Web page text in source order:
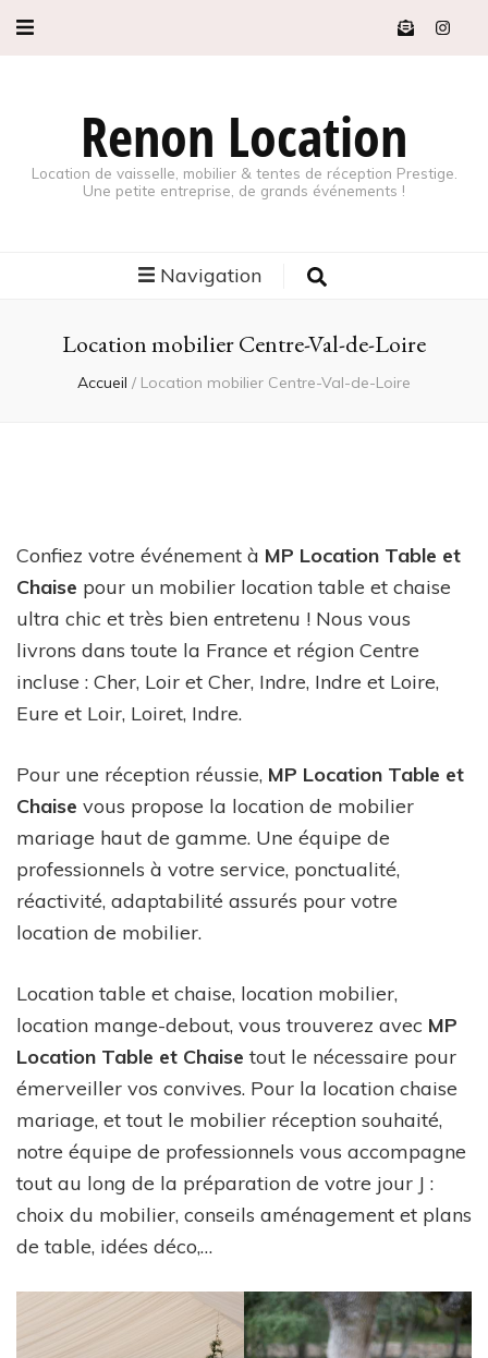
Renon Location
Location de vaisselle, mobilier & tentes de réception Prestige.
Une petite entreprise, de grands événements !
Navigation
Location mobilier Centre-Val-de-Loire
Accueil / Location mobilier Centre-Val-de-Loire
Confiez votre événement à MP Location Table et
Chaise pour un mobilier location table et chaise
ultra chic et très bien entretenu ! Nous vous
livrons dans toute la France et région Centre
incluse : Cher, Loir et Cher, Indre, Indre et Loire,
Eure et Loir, Loiret, Indre.
Pour une réception réussie, MP Location Table et
Chaise vous propose la location de mobilier
mariage haut de gamme. Une équipe de
professionnels à votre service, ponctualité,
réactivité, adaptabilité assurés pour votre
location de mobilier.
Location table et chaise, location mobilier,
location mange-debout, vous trouverez avec MP
Location Table et Chaise tout le nécessaire pour
émerveiller vos convives. Pour la location chaise
mariage, et tout le mobilier réception souhaité,
notre équipe de professionnels vous accompagne
tout au long de la préparation de votre jour J :
choix du mobilier, conseils aménagement et plans
de table, idées déco,…